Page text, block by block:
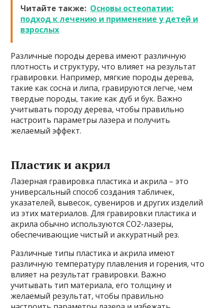
Читайте также: Основы остеопатии:
подход к лечению и применение у детей и
взрослых
Различные породы дерева имеют различную
плотность и структуру, что влияет на результат
гравировки. Например, мягкие породы дерева,
такие как сосна и липа, гравируются легче, чем
твердые породы, такие как дуб и бук. Важно
учитывать породу дерева, чтобы правильно
настроить параметры лазера и получить
желаемый эффект.
Пластик и акрил
Лазерная гравировка пластика и акрила – это
универсальный способ создания табличек,
указателей, вывесок, сувениров и других изделий
из этих материалов. Для гравировки пластика и
акрила обычно используются CO2-лазеры,
обеспечивающие чистый и аккуратный рез.
Различные типы пластика и акрила имеют
различную температуру плавления и горения, что
влияет на результат гравировки. Важно
учитывать тип материала, его толщину и
желаемый результат, чтобы правильно